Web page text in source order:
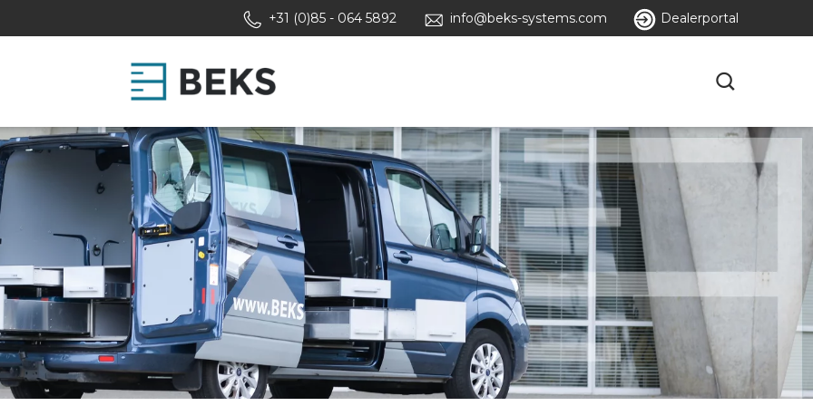
+31 (0)85 - 064 5892 info@beks-systems.com Dealerportal